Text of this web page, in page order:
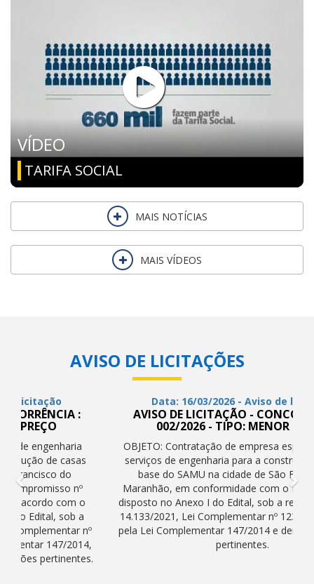
VÍDEO
TARIFA SOCIAL
MAIS NOTÍCIAS
MAIS VÍDEOS
AVISO DE LICITAÇÕES
Data: 16/03/2026 - Aviso de licitação
AVISO DE LICITAÇÃO - CONCORRÊNCIA :
002/2026 - TIPO: MENOR PREÇO
OBJETO: Contratação de empresa especializada nos
serviços de engenharia para a construção do prédio
base do SAMU na cidade de São Francisco do
Maranhão, em conformidade com o Projeto Básico,
disposto no Anexo I do Edital, sob a regência da Lei n°
14.133/2021, Lei Complementar nº 123/2006, alterada
pela Lei Complementar 147/2014 e demais legislações